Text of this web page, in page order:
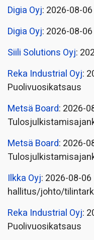
Digia Oyj: 2026-08-
Digia Oyj: 2026-08-
Siili Solutions Oyj:
Reka Industrial Oyj:
Puolivuosikatsaus
Metsä Board: 2026-
Metsä Board: 2026-
Ilkka Oyj: 2026-08-
hallitus/johto/
Reka Industrial Oyj:
Puolivuosikatsaus